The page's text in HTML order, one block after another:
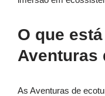
O que
Aventuras
As Aventuras de